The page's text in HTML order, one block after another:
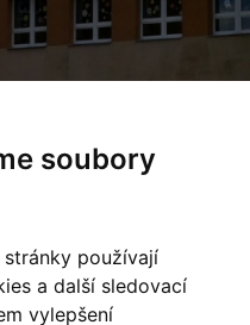
soubory
používají
a další sledovací
vylepšení